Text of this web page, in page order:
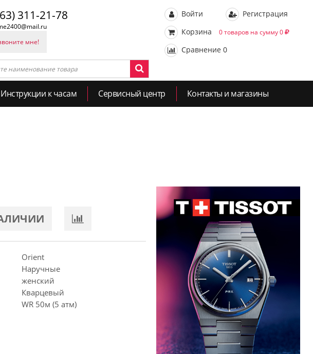
311-21-78
мне!
Войти
Регистрация
Корзина
0 товаров на сумму 0
Сравнение 0
Инструкции к часам Сервисный центр Контакты и магазины
Orient
Наручные
женский
Кварцевый
WR 50м (5 атм)